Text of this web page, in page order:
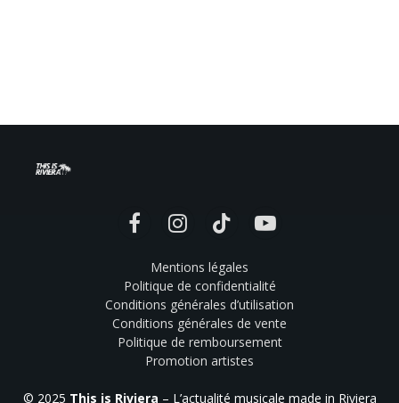
FacebookInstagramTikTok YouTube
Mentions légales
Politique de confidentialité
Conditions générales d’utilisation
Conditions générales de vente
Politique de remboursement
Promotion artistes
© 2025 This is Riviera – L’actualité musicale made in Riviera